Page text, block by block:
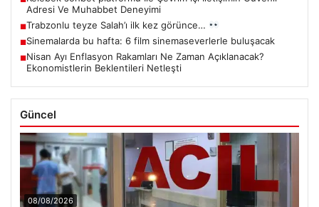
Adresi Ve Muhabbet Deneyimi
■Trabzonlu teyze Salah’ı ilk kez görünce…
■Sinemalarda bu hafta: 6 film sinemaseverlerle buluşacak
■Nisan Ayı Enflasyon Rakamları Ne Zaman Açıklanacak?
Ekonomistlerin Beklentileri Netleşti
Güncel
08/08/2026